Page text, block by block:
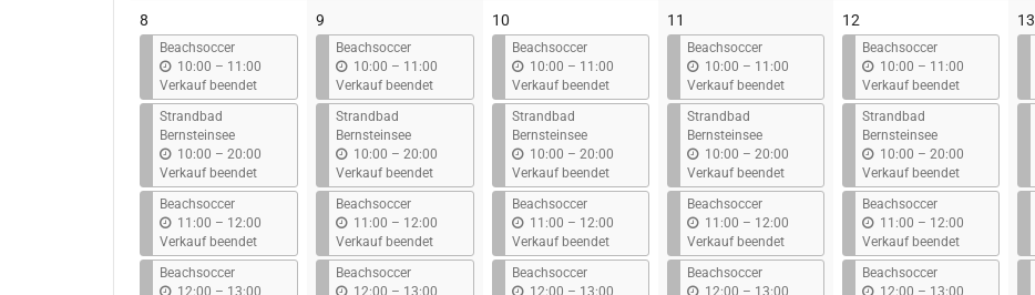
8
Beachsoccer
10:00 – b
i
s
11:00
Verkauf beendet
Strandbad
Bernsteinsee
10:00 – b
i
s
20:00
Verkauf beendet
Beachsoccer
11:00 – b
i
s
12:00
Verkauf beendet
Beachsoccer
12:00 – b13:00
9
Beachsoccer
10:00 – b
i
s
11:00
Verkauf beendet
Strandbad
Bernsteinsee
10:00 – b
i
s
20:00
Verkauf beendet
Beachsoccer
11:00 – b
i
s
12:00
Verkauf beendet
Beachsoccer
12:00 – b13:00
10
Beachsoccer
10:00 – b
i
s
11:00
Verkauf beendet
Strandbad
Bernsteinsee
10:00 – b
i
s
20:00
Verkauf beendet
Beachsoccer
11:00 – b
i
s
12:00
Verkauf beendet
Beachsoccer
12:00 – b13:00
11
Beachsoccer
10:00 – b
i
s
11:00
Verkauf beendet
Strandbad
Bernsteinsee
10:00 – b
i
s
20:00
Verkauf beendet
Beachsoccer
11:00 – b
i
s
12:00
Verkauf beendet
Beachsoccer
12:00 – b13:00
12
Beachsoccer
10:00 – b
i
s
11:00
Verkauf beendet
Strandbad
Bernsteinsee
10:00 – b
i
s
20:00
Verkauf beendet
Beachsoccer
11:00 – b
i
s
12:00
Verkauf beendet
Beachsoccer
12:00 – b13:00
13